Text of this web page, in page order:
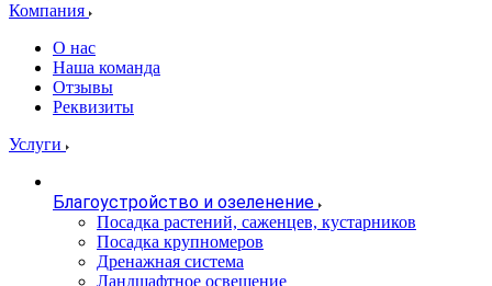
Компания
О нас
Наша команда
Отзывы
Реквизиты
Услуги
Благоустройство и озеленение
Посадка растений, саженцев, кустарников
Посадка крупномеров
Дренажная система
Ландшафтное освещение